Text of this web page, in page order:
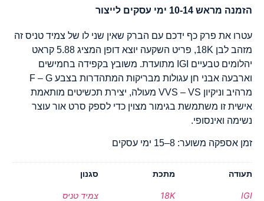
הזמנה מראש 10-14 ימי עסקים לייצור
עטרו את פרק כף ידכם עם הברק שאין שני לו של צמיד טניס זה
מזהב לבן 18K, פריט השקעה יוצא דופן המציג 5.88 קראט
יהלומים טבעיים IGI מתועדת. משובץ בקפידה בחמישים
וארבעה אבני חן עגולות מבריקות המתהדרות בצבע F – G
מרהיב וניקיון VVS – VS מעולה, יצירת תכשיטים מותאמת
אישית זו משתמשת בגימור מצוין כדי לספק סרט אור עוצר
נשימה ואינסופי.
זמן אספקה משוער: 8–15 ימי עסקים
תעודה
IGI
מתכת
18K
סגנון
צמיד טניס